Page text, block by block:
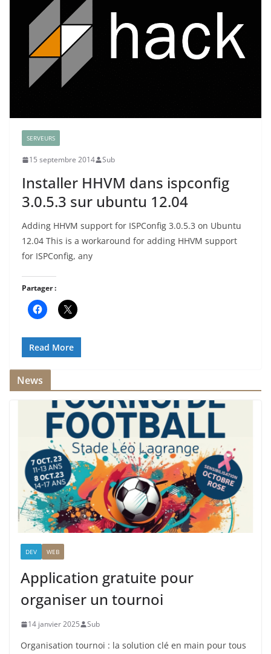
SERVEURS
15 septembre 2014 Sub
Installer HHVM dans ispconfig
3.0.5.3 sur ubuntu 12.04
Adding HHVM support for ISPConfig 3.0.5.3 on Ubuntu
12.04 This is a workaround for adding HHVM support
for ISPConfig, any
Partager :
Read More
News
DEV WEB
Application gratuite pour
organiser un tournoi
14 janvier 2025 Sub
Organisation tournoi : la solution clé en main pour tous